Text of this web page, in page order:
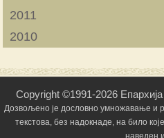
2011
2010
Copyright ©1991-2026
Дозвољено је дословно умножавање и
текстова, без надокнаде, на било
наведен